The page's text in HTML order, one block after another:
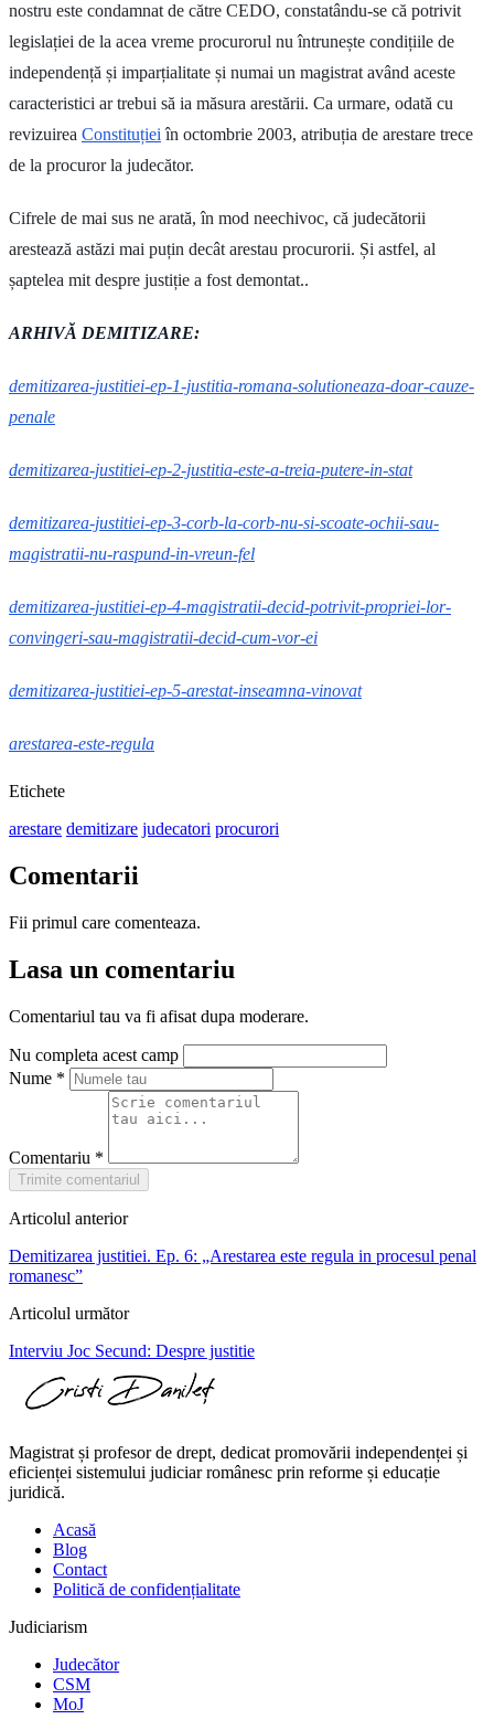
nostru este condamnat de către CEDO, constatându-se că potrivit
legislației de la acea vreme procurorul nu întrunește condițiile de
independență și imparțialitate și numai un magistrat având aceste
caracteristici ar trebui să ia măsura arestării. Ca urmare, odată cu
revizuirea Constituției în octombrie 2003, atribuția de arestare trece
de la procuror la judecător.
Cifrele de mai sus ne arată, în mod neechivoc, că judecătorii
arestează astăzi mai puțin decât arestau procurorii. Și astfel, al
șaptelea mit despre justiție a fost demontat..
ARHIVĂ DEMITIZARE:
demitizarea-justitiei-ep-1-justitia-romana-solutioneaza-doar-cauze-
penale
demitizarea-justitiei-ep-2-justitia-este-a-treia-putere-in-stat
demitizarea-justitiei-ep-3-corb-la-corb-nu-si-scoate-ochii-sau-
magistratii-nu-raspund-in-vreun-fel
demitizarea-justitiei-ep-4-magistratii-decid-potrivit-propriei-lor-
convingeri-sau-magistratii-decid-cum-vor-ei
demitizarea-justitiei-ep-5-arestat-inseamna-vinovat
arestarea-este-regula
Etichete
arestare demitizare judecatori procurori
Comentarii
Fii primul care comenteaza.
Lasa un comentariu
Comentariul tau va fi afisat dupa moderare.
Nu completa acest camp
Nume *
Comentariu *
Trimite comentariul
Articolul anterior
Demitizarea justitiei. Ep. 6: „Arestarea este regula in procesul penal
romanesc”
Articolul următor
Interviu Joc Secund: Despre justitie
Magistrat și profesor de drept, dedicat promovării independenței și
eficienței sistemului judiciar românesc prin reforme și educație
juridică.
Acasă
Blog
Contact
Politică de confidențialitate
Judiciarism
Judecător
CSM
MoJ